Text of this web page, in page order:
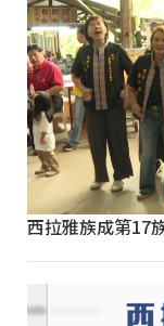
西拉雅族成第17